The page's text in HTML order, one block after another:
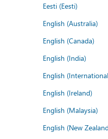
Eesti (Eesti)
English (Australia)
English (Canada)
English (India)
English
English (Ireland)
English (Malaysia)
English (New